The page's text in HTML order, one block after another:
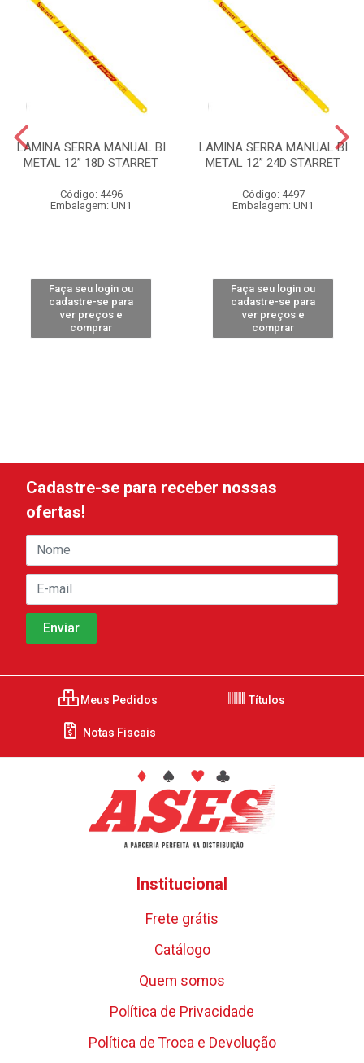
LAMINA SERRA MANUAL BI
METAL 12” 18D STARRET
Código: 4496
Embalagem: UN1
Faça seu login ou
cadastre-se para
ver preços e
comprar
LAMINA SERRA MANUAL BI
METAL 12” 24D STARRET
Código: 4497
Embalagem: UN1
Faça seu login ou
cadastre-se para
ver preços e
comprar
Cadastre-se para receber nossas
ofertas!
Meus Pedidos Títulos
Notas Fiscais
Institucional
Frete grátis
Catálogo
Quem somos
Política de Privacidade
Política de Troca e Devolução